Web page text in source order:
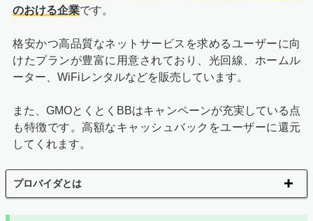
のおける企業です。
格安かつ高品質なネットサービスを求めるユーザーに向
けたプランが豊富に用意されており、光回線、ホームル
ーター、WiFiレンタルなどを販売しています。
また、GMOとくとくBBはキャンペーンが充実している点
も特徴です。高額なキャッシュバックをユーザーに還元
してくれます。
プロバイダとは